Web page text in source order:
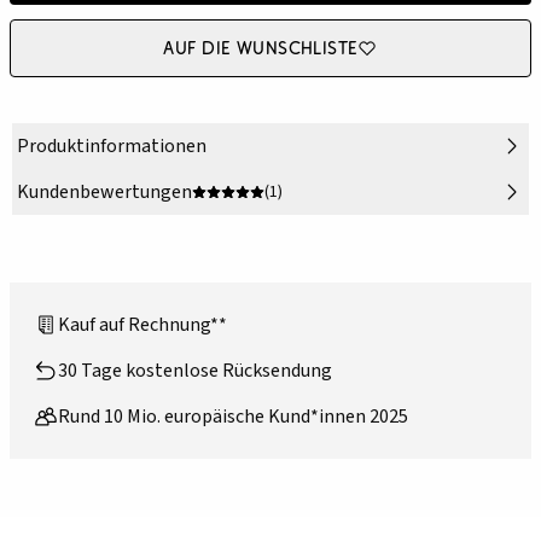
Auf die Wunschliste
Produktinformationen
Kundenbewertungen
(1)
Kauf auf Rechnung**
30 Tage kostenlose Rücksendung
Rund 10 Mio. europäische Kund*innen 2025